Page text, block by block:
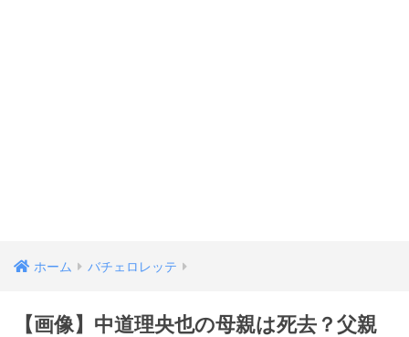
ホーム バチェロレッテ
【画像】中道理央也の母親は死去？父親